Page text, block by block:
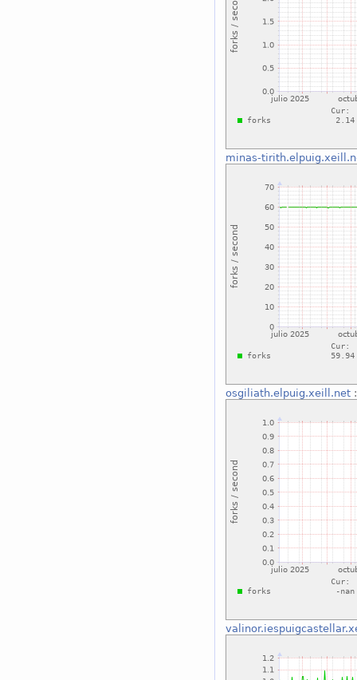
minas-
osgiliath.elpuig.xeill.net